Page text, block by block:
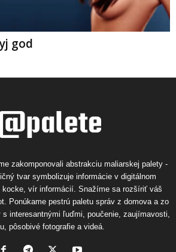
god
zakomponovali abstrakciu maliarskej palety -
tvar symbolizuje informácie v digitálnom
kocke, vír informácií. Snažíme sa rozšíriť váš
Ponúkame pestrú paletu správ z domova a zo
interesantnými ľuďmi, poučenie, zaujímavosti,
pôsobivé fotografie a videá.